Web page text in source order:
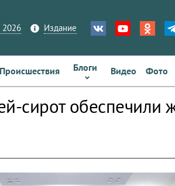
2026 Издание
Происшествия Блоги Видео Фото
сирот обеспечили